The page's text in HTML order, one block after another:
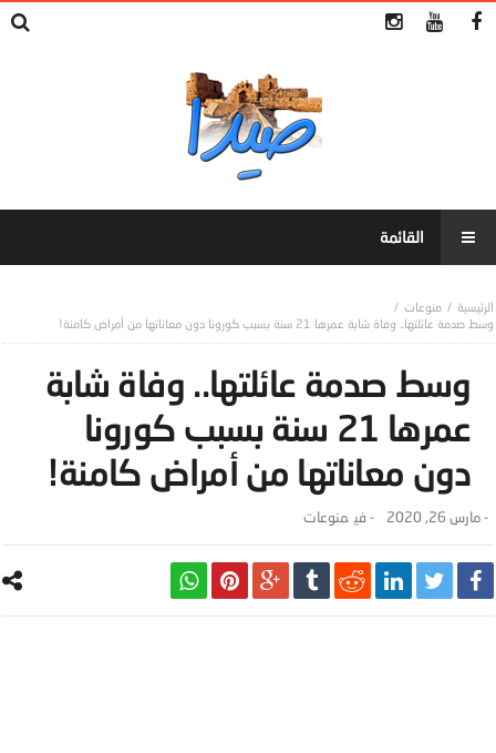
منوعات
وسط صدمة عائلتها.. وفاة شابة عمرها 21 سنة بسبب كورونا دون معاناتها من أمراض كامنة!
وسط صدمة عائلتها.. وفاة شابة
عمرها 21 سنة بسبب كورونا
دون معاناتها من أمراض كامنة!
-مارس 26, 2020 - ‎في منوعات